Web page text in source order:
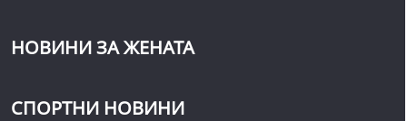
НОВИНИ ЗА ЖЕНАТА
СПОРТНИ НОВИНИ